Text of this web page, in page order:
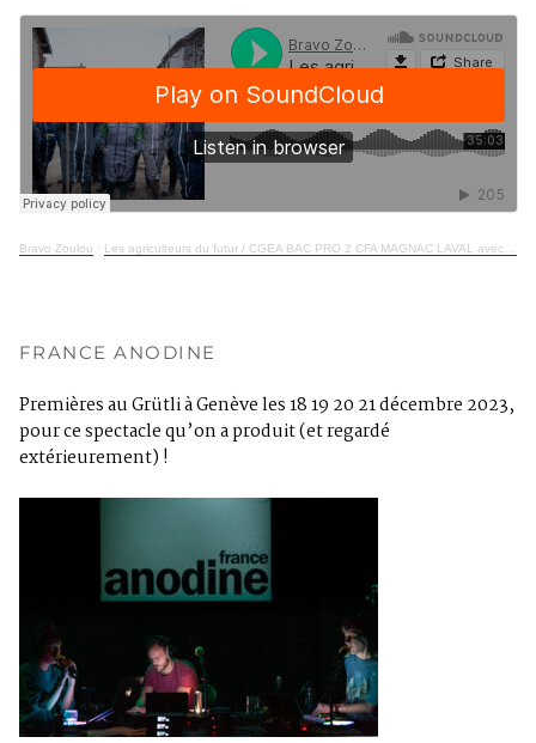
Bravo Zoulou · Les agriculteurs du futur / CGEA BAC PRO 2 CFA MAGNAC LAVAL avec Halory Goerger
FRANCE ANODINE
Premières au Grütli à Genève les 18 19 20 21 décembre 2023,
pour ce spectacle qu’on a produit (et regardé
extérieurement) !